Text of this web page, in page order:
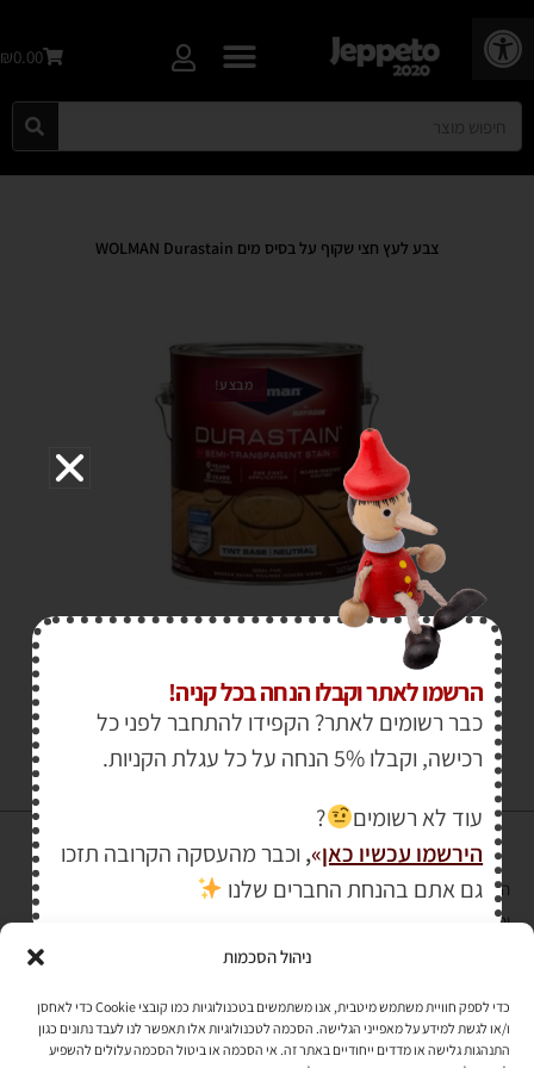
פתח סרגל נגישות
ניהול הסכמות
כדי לספק חוויית משתמש מיטבית, אנו משתמשים בטכנולוגיות כמו קובצי Cookie כדי לאחסן
ו/או לגשת למידע על מאפייני הגלישה. הסכמה לטכנולוגיות אלו תאפשר לנו לעבד נתונים כגון
התנהגות גלישה או מדדים ייחודיים באתר זה. אי הסכמה או ביטול הסכמה עלולים להשפיע
₪0.00
צבע לעץ חצי שקוף על בסיס מים WOLMAN Durastain
מבצע!
והעומד בתקן אבטחה PCI DSS Level-1
לתקנון האתר»
הרשמו לאתר וקבלו הנחה בכל קניה!
כבר רשומים לאתר? הקפידו להתחבר לפני כל
רכישה, וקבלו 5% הנחה על כל עגלת הקניות.
עוד לא רשומים
?
הירשמו עכשיו כאן»
, וכבר מהעסקה הקרובה תזכו
גם אתם בהנחת החברים שלנו